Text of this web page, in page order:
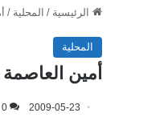
الرئيسية / المحلية /
المحلية
أمين
2009-05-23
0